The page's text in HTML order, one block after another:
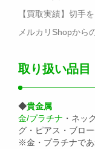
【買取実績】切手
メルカリShopから
取り扱い品目
◆貴金属
金/プラチナ ・ネッ
グ・ピアス・ブロ
※金・プラチナで